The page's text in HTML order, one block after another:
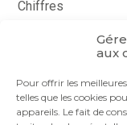
aux
Pour offrir les
telles que les cookies
appareils. Le fait de
Chiffres
Le coin du